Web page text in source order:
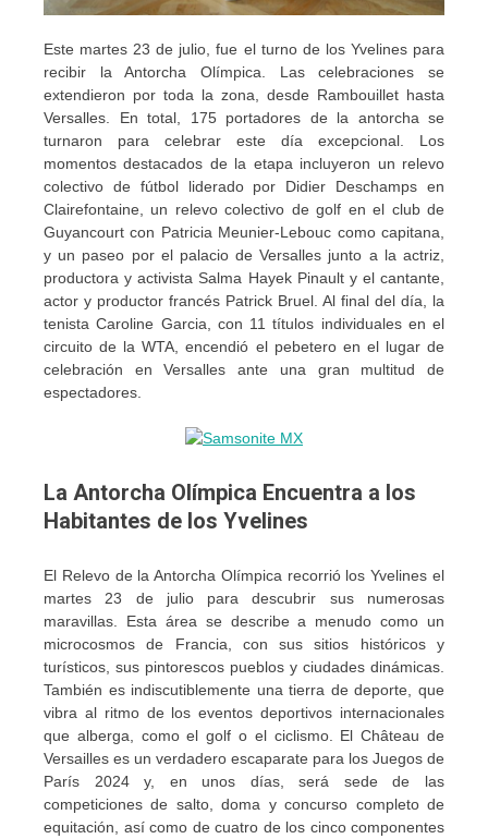
Este martes 23 de julio, fue el turno de los Yvelines para
recibir la Antorcha Olímpica. Las celebraciones se
extendieron por toda la zona, desde Rambouillet hasta
Versalles. En total, 175 portadores de la antorcha se
turnaron para celebrar este día excepcional. Los
momentos destacados de la etapa incluyeron un relevo
colectivo de fútbol liderado por Didier Deschamps en
Clairefontaine, un relevo colectivo de golf en el club de
Guyancourt con Patricia Meunier-Lebouc como capitana,
y un paseo por el palacio de Versalles junto a la actriz,
productora y activista Salma Hayek Pinault y el cantante,
actor y productor francés Patrick Bruel. Al final del día, la
tenista Caroline Garcia, con 11 títulos individuales en el
circuito de la WTA, encendió el pebetero en el lugar de
celebración en Versalles ante una gran multitud de
espectadores.
La Antorcha Olímpica Encuentra a los
Habitantes de los Yvelines
El Relevo de la Antorcha Olímpica recorrió los Yvelines el
martes 23 de julio para descubrir sus numerosas
maravillas. Esta área se describe a menudo como un
microcosmos de Francia, con sus sitios históricos y
turísticos, sus pintorescos pueblos y ciudades dinámicas.
También es indiscutiblemente una tierra de deporte, que
vibra al ritmo de los eventos deportivos internacionales
que alberga, como el golf o el ciclismo. El Château de
Versailles es un verdadero escaparate para los Juegos de
París 2024 y, en unos días, será sede de las
competiciones de salto, doma y concurso completo de
equitación, así como de cuatro de los cinco componentes